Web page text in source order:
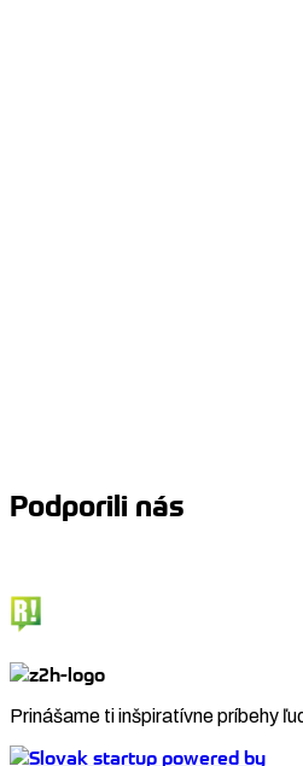
Podporili nás
Prinášame ti inšpiratívne príbehy